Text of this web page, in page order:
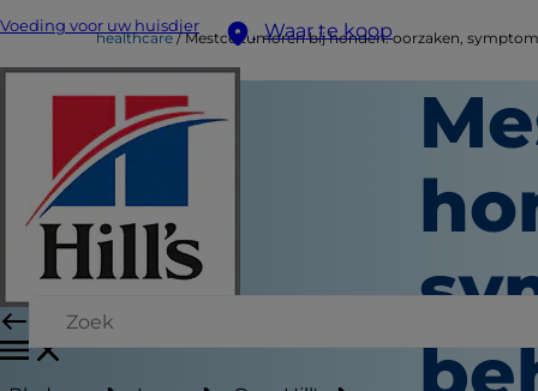
Voeding voor uw huisdier Waar te koop
healthcare Mestceltumoren bij honden: oorzaken,